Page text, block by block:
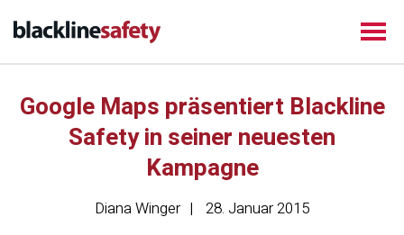
Google Maps präsentiert Blackline
Safety in seiner neuesten
Kampagne
Diana Winger 28. Januar 2015